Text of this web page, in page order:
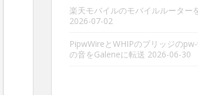
楽天モバイルのモバイルルーター
2026-07-02
PipwWireとWHIPのブリッジの
の音をGaleneに転送 2026-06-30